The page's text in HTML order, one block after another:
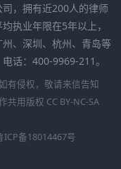
，拥有近200人的律师
执业年限在5年以上，
、深圳、杭州、青岛等
话：400-9969-211。
有侵权，敬请来信告知
共用版权 CC BY-NC-SA
ICP备18014467号